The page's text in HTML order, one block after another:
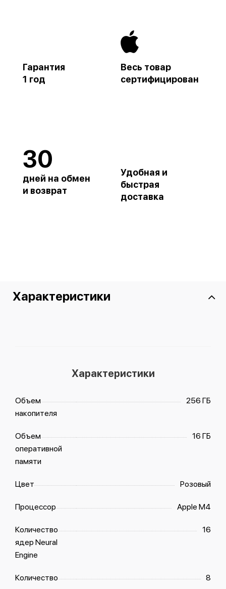
Гарантия
1 год
Весь товар
сертифицирован
30
дней на обмен
и возврат
Удобная и
быстрая
доставка
Характеристики
Характеристики
Объем
накопителя
256 ГБ
Объем
оперативной
памяти
16 ГБ
Цвет Розовый
Процессор Apple M4
Количество
ядер Neural
Engine
16
Количество
8